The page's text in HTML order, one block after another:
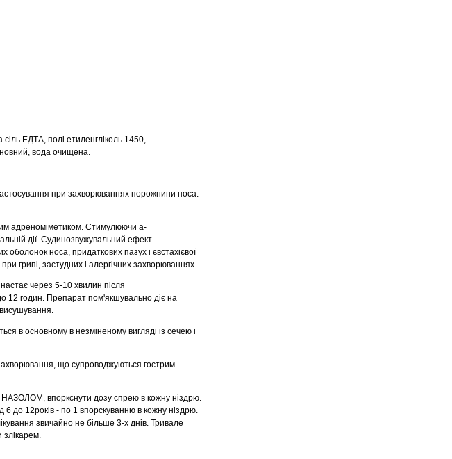
ЕДТА, полі етиленгліколь 1450,
вода очищена.
при захворюваннях порожнини носа.
адреноміметиком. Стимулюючи a-
дії. Судинозвужувальний ефект
носа, придаткових пазух і євстахієвої
грипі, застудних і алергічних захворюваннях.
через 5-10 хвилин після
12 годин. Препарат пом'якшувально діє на
висушування.
в основному в незміненому вигляді із сечею і
що супроводжуються гострим
НАЗОЛОМ, впоркснути дозу спрею в кожну ніздрю.
6 до 12років - по 1 впорскуванню в кожну ніздрю.
звичайно не більше 3-х днів. Тривале
злікарем.